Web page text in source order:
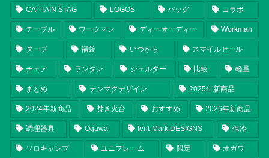
CAPTAIN STAG LOGOS バッグ コラボ
テーブル ワークマン ディーオーディー Workman
タープ 福袋 いつから スマイルセール
チェア ランタン シェルター 比較 軽量
まとめ テンマクデザイン 2025年新商品
2024年新商品 焚き火台 おすすめ 2026年新商品
調理器具 Ogawa tent-Mark DESIGNS 保冷
ソロキャンプ ユニフレーム 限定 オガワ